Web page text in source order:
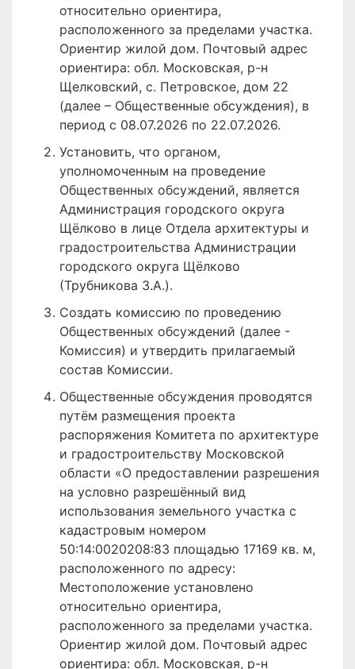
относительно ориентира,
расположенного за пределами участка.
Ориентир жилой дом. Почтовый адрес
ориентира: обл. Московская, р-н
Щелковский, с. Петровское, дом 22
(далее – Общественные обсуждения), в
период с 08.07.2026 по 22.07.2026.
Установить, что органом,
уполномоченным на проведение
Общественных обсуждений, является
Администрация городского округа
Щёлково в лице Отдела архитектуры и
градостроительства Администрации
городского округа Щёлково
(Трубникова З.А.).
Создать комиссию по проведению
Общественных обсуждений (далее -
Комиссия) и утвердить прилагаемый
состав Комиссии.
Общественные обсуждения проводятся
путём размещения проекта
распоряжения Комитета по архитектуре
и градостроительству Московской
области «О предоставлении разрешения
на условно разрешённый вид
использования земельного участка с
кадастровым номером
50:14:0020208:83 площадью 17169 кв. м,
расположенного по адресу:
Местоположение установлено
относительно ориентира,
расположенного за пределами участка.
Ориентир жилой дом. Почтовый адрес
ориентира: обл. Московская, р-н